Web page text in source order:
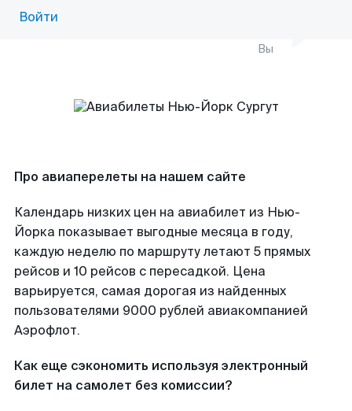
Войти
Вы
Про авиаперелеты на нашем сайте
Календарь низких цен на авиабилет из Нью-
Йорка показывает выгодные месяца в году,
каждую неделю по маршруту летают 5 прямых
рейсов и 10 рейсов с пересадкой. Цена
варьируется, самая дорогая из найденных
пользователями 9000 рублей авиакомпанией
Аэрофлот.
Как еще сэкономить используя электронный
билет на самолет без комиссии?